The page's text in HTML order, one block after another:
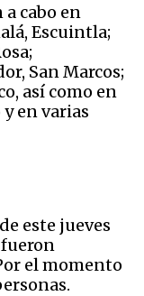
cabo en
Escuintla;
San Marcos;
así como en
en varias
este jueves
el momento